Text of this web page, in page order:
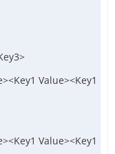
Value><Key1
Value><Key1